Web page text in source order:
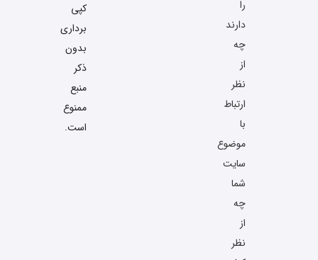
را
دارند
چه
از
نظر
ارتباط
با
موضوع
سایت
شما
چه
از
نظر
کپی
برداری
بدون
ذکر
منبع
ممنوع
است.